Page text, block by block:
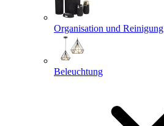
Organisation und Reinigung
Beleuchtung